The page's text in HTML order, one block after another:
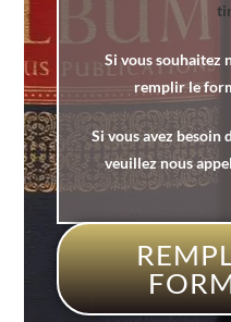
Si vous souhaitez
remplir le
Si vous avez besoin
veuillez nous